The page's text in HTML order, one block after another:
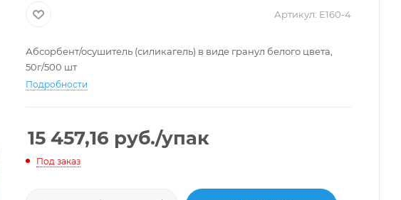
Артикул: E160-4
Абсорбент/осушитель (силикагель) в виде гранул белого цвета,
50г/500 шт
Подробности
15 457,16 руб./упак
Под заказ